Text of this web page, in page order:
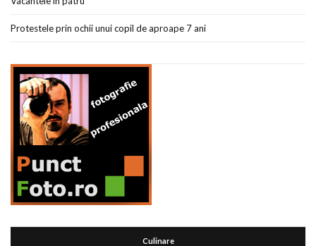
Protestele prin ochii unui copil de aproape 7 ani
Culinare